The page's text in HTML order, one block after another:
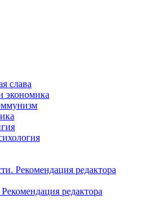
слава
экономика
Рекомендация редактора
редактора